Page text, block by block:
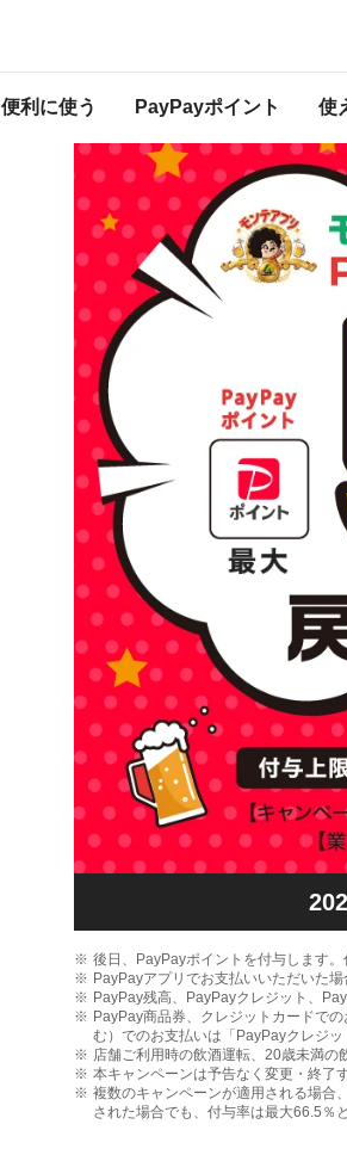
便利に使う PayPayポイント 使
になります。開催中のキャンペーン一
後日、PayPayポイントを付与します
PayPayアプリでお支払いいただいた
PayPay残高、PayPayクレジット、
PayPay商品券、クレジットカードで
む）でのお支払いは「PayPayクレジッ
店舗ご利用時の飲酒運転、20歳未満の
本キャンペーンは予告なく変更・終了
複数のキャンペーンが適用される場合
された場合でも、付与率は最大66.5％